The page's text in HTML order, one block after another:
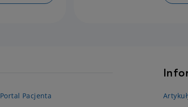
Portal Pacjenta